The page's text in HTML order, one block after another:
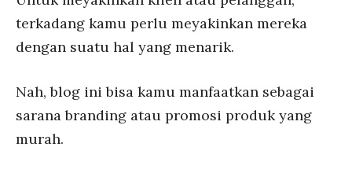
terkadang kamu perlu meyakinkan mereka
dengan suatu hal yang menarik.
Nah, blog ini bisa kamu manfaatkan sebagai
sarana branding atau promosi produk yang
murah.